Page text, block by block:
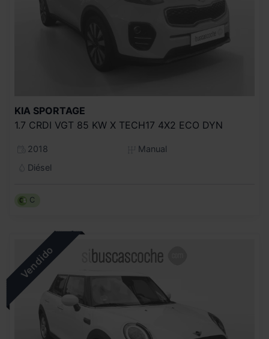
KIA SPORTAGE
1.7 CRDI VGT 85 KW X TECH17 4X2 ECO DYN
2018
Manual
Diésel
C